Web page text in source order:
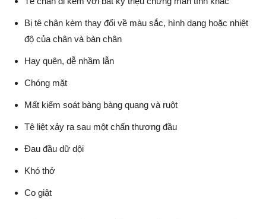
Bị tê chân kèm thay đổi về màu sắc, hình dạng hoặc nhiệt
độ của chân và bàn chân
Hay quên, dễ nhầm lẫn
Chóng mặt
Mất kiểm soát bàng bàng quang và ruột
Tê liệt xảy ra sau một chấn thương đầu
Đau đầu dữ dội
Khó thở
Co giật